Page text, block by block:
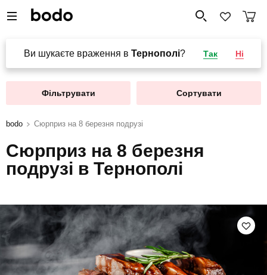
Ви шукаєте враження в Тернополі? Так Ні
Фільтрувати Сортувати
bodo Сюрприз на 8 березня подрузі
Сюрприз на 8 березня
подрузі в Тернополі